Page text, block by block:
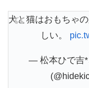
犬と猫はおもちゃ
しい。
— 松本ひで吉*